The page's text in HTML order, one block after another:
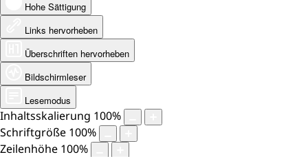
Hohe Sättigung
Links hervorheben
Überschriften hervorheben
Bildschirmleser
Lesemodus
Inhaltsskalierung 100%
Schriftgröße 100%
Zeilenhöhe 100%